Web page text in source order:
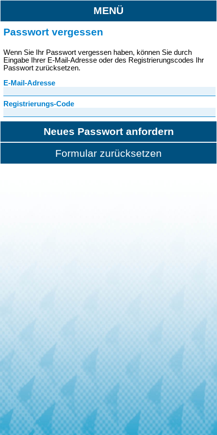
MENÜ
Passwort vergessen
Wenn Sie Ihr Passwort vergessen haben, können Sie durch
Eingabe Ihrer E-Mail-Adresse oder des Registrierungscodes Ihr
Passwort zurücksetzen.
E-Mail-Adresse
Registrierungs-Code
Neues Passwort anfordern
Formular zurücksetzen